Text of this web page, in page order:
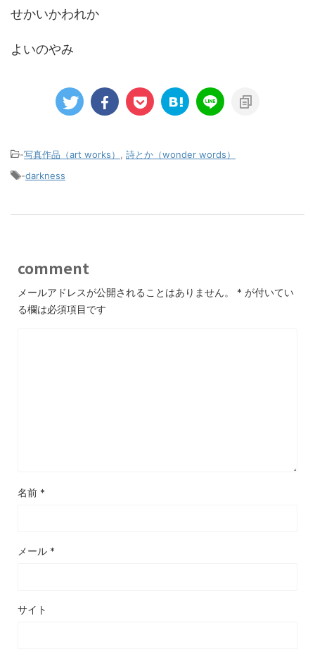
せかいかわれか
よいのやみ
-写真作品（art works）
詩とか（wonder words）
-darkness
comment
メールアドレスが公開されることはありません。 * が付いてい
る欄は必須項目です
名前 *
メール *
サイト